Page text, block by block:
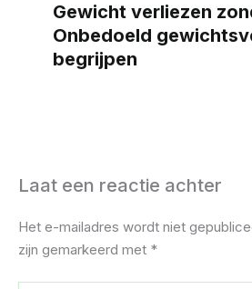
Gewicht verliezen
Onbedoeld
begrijpen
Laat een reactie achter
Het e-mailadres wordt niet
zijn gemarkeerd met *